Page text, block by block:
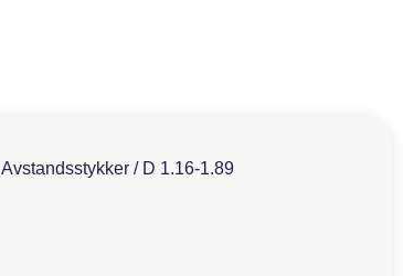
Avstandsstykker / D 1.16-1.89